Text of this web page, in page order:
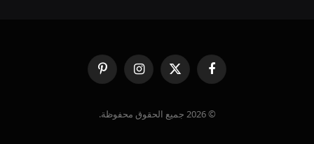
فيسبوك
X
(Twitter)
الانستغرامبينتيريست
© 2026 جميع الحقوق محفوظة.